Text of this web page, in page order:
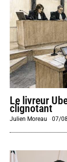
Le livreur
clignotant
Julien Moreau -07/